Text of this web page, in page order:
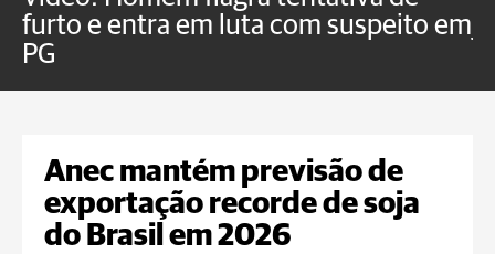
furto e entra em luta com suspeito em
PG
Anec mantém previsão de
exportação recorde de soja
do Brasil em 2026